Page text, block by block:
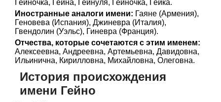
Гейночка, Гейна, Гейнуля, Гейночка, Гейка.
Иностранные аналоги имени: Гаяне (Армения),
Геновева (Испания), Джиневра (Италия),
Гвендолин (Уэльс), Гиневра (Франция).
Отчества, которые сочетаются с этим именем:
Алексеевна, Андреевна, Артемьевна, Давидовна,
Ильинична, Кирилловна, Михайловна, Олеговна.
История происхождения
имени Гейно